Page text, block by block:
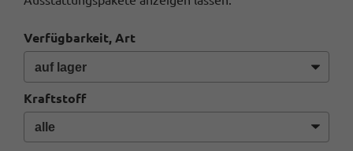
Verfügbarkeit, Art
Kraftstoff